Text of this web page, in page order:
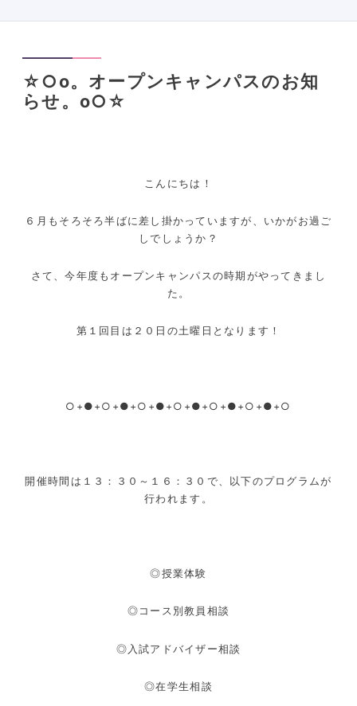
☆○o。オープンキャンパスのお知
らせ。o○☆
こんにちは！
６月もそろそろ半ばに差し掛かっていますが、いかがお過ご
しでしょうか？
さて、今年度もオープンキャンパスの時期がやってきまし
た。
第１回目は２０日の土曜日となります！
○+●+○+●+○+●+○+●+○+●+○+●+○
開催時間は１３：３０～１６：３０で、以下のプログラムが
行われます。
◎授業体験
◎コース別教員相談
◎入試アドバイザー相談
◎在学生相談